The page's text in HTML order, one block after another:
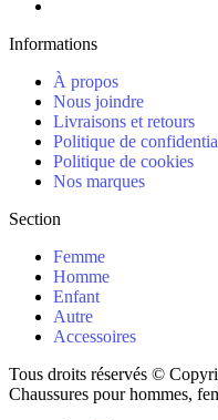
Informations
À propos
Nous joindre
Livraisons et retours
Politique de
Politique de cookies
Nos marques
Section
Femme
Homme
Enfant
Autre
Accessoires
Tous droits réservés ©
Chaussures pour hommes,